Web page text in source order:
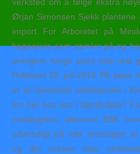
Ørjan Simonsen Sjekk plantene
import For Arboretet på
hageeiere som samler på og
swingers norge scort oslo real
Publisert 20. juli 2015 På taket
er et fantastisk utsiktspunkt i
inn her hos oss i Stenbråtlia?
medbyghus, afleverer EBK
udvendigt på nær montagen
og det voksen dato